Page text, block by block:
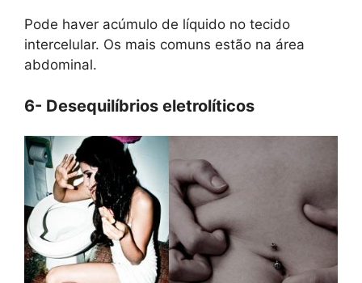
Pode haver acúmulo de líquido no tecido
intercelular. Os mais comuns estão na área
abdominal.
6- Desequilíbrios eletrolíticos